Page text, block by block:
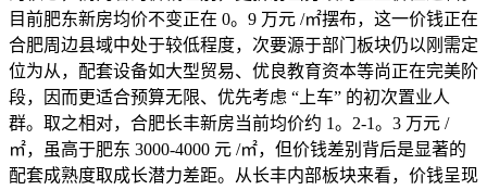
目前肥东新房均价不变正在 0。9 万元 /㎡摆布，这一价钱正在
合肥周边县域中处于较低程度，次要源于部门板块仍以刚需定
位为从，配套设备如大型贸易、优良教育资本等尚正在完美阶
段，因而更适合预算无限、优先考虑 “上车” 的初次置业人
群。取之相对，合肥长丰新房当前均价约 1。2-1。3 万元 /
㎡，虽高于肥东 3000-4000 元 /㎡，但价钱差别背后是显著的
配套成熟度取成长潜力差距。从长丰内部板块来看，价钱呈现